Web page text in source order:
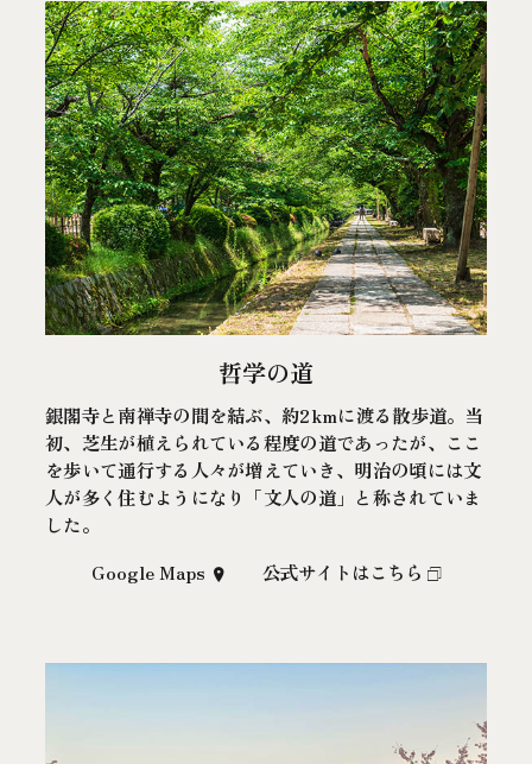
哲学の道
銀閣寺と南禅寺の間を結ぶ、約2kmに渡る散歩道。当
初、芝生が植えられている程度の道であったが、ここ
を歩いて通行する人々が増えていき、明治の頃には文
人が多く住むようになり「文人の道」と称されていま
した。
Google Maps
公式サイトはこちら